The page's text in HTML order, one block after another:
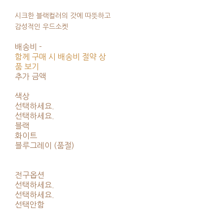
시크한 블랙컬러의 갓에 따뜻하고
감성적인 우드소켓
배송비 -
함께 구매 시 배송비 절약 상
품 보기
추가 금액
색상
선택하세요.
선택하세요.
블랙
화이트
블루그레이 (품절)
전구옵션
선택하세요.
선택하세요.
선택안함